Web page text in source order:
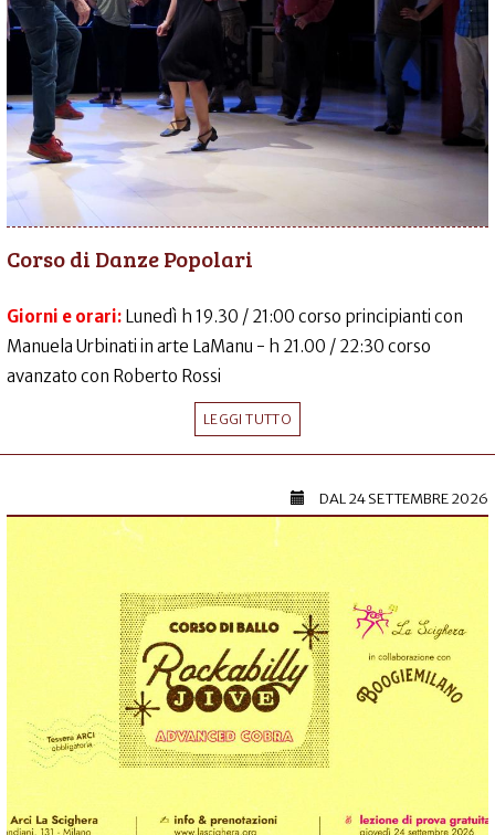
Corso di Danze Popolari
Giorni e orari: Lunedì h 19.30 / 21:00 corso principianti con
Manuela Urbinati in arte LaManu - h 21.00 / 22:30 corso
avanzato con Roberto Rossi
LEGGI TUTTO
DAL24 SETTEMBRE 2026